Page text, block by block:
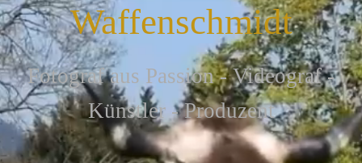
Waffenschmidt
Fotograf aus Passion - Videograf -
Künstler - Produzent